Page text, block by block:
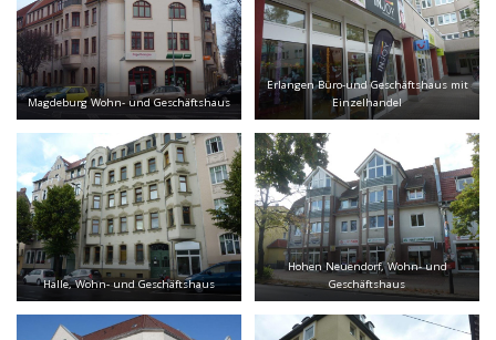
Magdeburg Wohn- und Geschäftshaus
Erlangen Büro-und Geschäftshaus mit
Einzelhandel
Halle, Wohn- und Geschäftshaus
Hohen Neuendorf, Wohn- und
Geschäftshaus